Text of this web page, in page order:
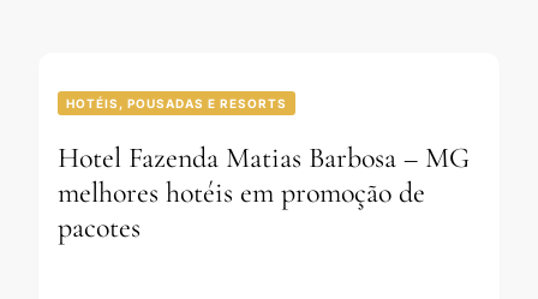
HOTÉIS, POUSADAS E RESORTS
Hotel Fazenda Matias Barbosa – MG
melhores hotéis em promoção de
pacotes